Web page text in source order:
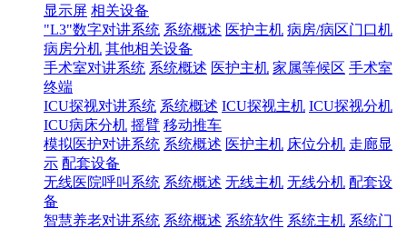
显示屏 相关设备
"L3"数字对讲系统 系统概述 医护主机 病房/病区门口机
病房分机 其他相关设备
手术室对讲系统 系统概述 医护主机 家属等候区 手术室
终端
ICU探视对讲系统 系统概述 ICU探视主机 ICU探视分机
ICU病床分机 摇臂 移动推车
模拟医护对讲系统 系统概述 医护主机 床位分机 走廊显
示 配套设备
无线医院呼叫系统 系统概述 无线主机 无线分机 配套设
备
智慧养老对讲系统 系统概述 系统软件 系统主机 系统门